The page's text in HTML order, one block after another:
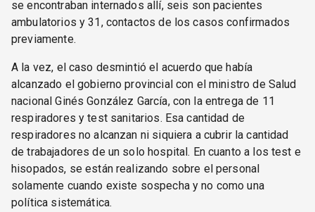
se encontraban internados allí, seis son pacientes
ambulatorios y 31, contactos de los casos confirmados
previamente.
A la vez, el caso desmintió el acuerdo que había
alcanzado el gobierno provincial con el ministro de Salud
nacional Ginés González García, con la entrega de 11
respiradores y test sanitarios. Esa cantidad de
respiradores no alcanzan ni siquiera a cubrir la cantidad
de trabajadores de un solo hospital. En cuanto a los test e
hisopados, se están realizando sobre el personal
solamente cuando existe sospecha y no como una
política sistemática.